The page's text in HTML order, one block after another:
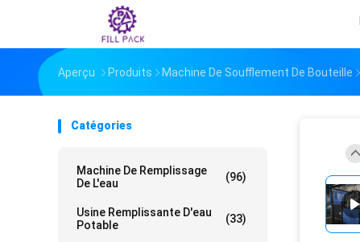
Aperçu Produits Machine De Soufflement De Bouteille
Catégories
Machine De Remplissage
De L'eau
(96)
Usine Remplissante D'eau
Potable
(33)